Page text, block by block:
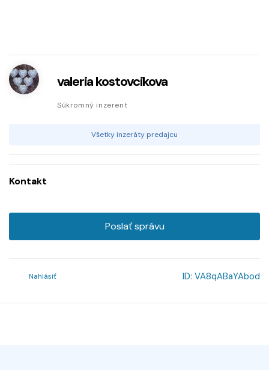
valeria kostovcikova
Súkromný inzerent
Všetky inzeráty predajcu
Kontakt
Poslať správu
Nahlásiť ID: VA8qABaYAbod